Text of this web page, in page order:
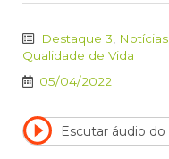
Destaque 3 Notícias
Qualidade de Vida
05/04/2022
Escutar áudio